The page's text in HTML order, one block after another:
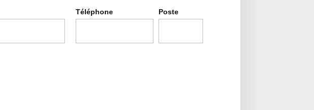
Téléphone Poste